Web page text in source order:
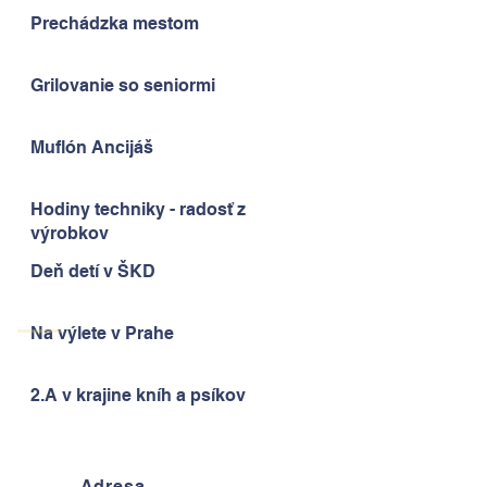
Prechádzka mestom
Grilovanie so seniormi
Muflón Ancijáš
Hodiny techniky - radosť z
výrobkov
Deň detí v ŠKD
Na výlete v Prahe
2.A v krajine kníh a psíkov